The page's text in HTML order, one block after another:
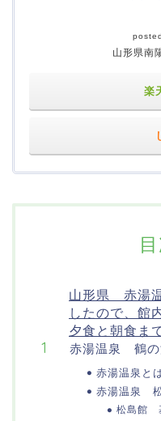
山形県南
楽
山形県 赤湯
したので、館
夕食と朝食ま
赤湯温泉 鶴
赤湯温泉と
赤湯温泉
松島館